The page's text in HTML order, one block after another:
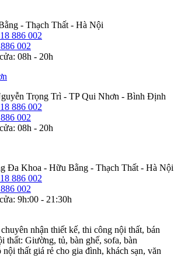
- Thạch Thất - Hà Nội
886 002
002
: 08h - 20h
Trọng Trì - TP Qui Nhơn - Bình Định
886 002
002
: 08h - 20h
Đa Khoa - Hữu Bằng - Thạch Thất - Hà Nội
886 002
002
: 9h:00 - 21:30h
nhận thiết kế, thi công nội thất, bán
thất: Giường, tủ, bàn ghế, sofa, bàn
thất giá rẻ cho gia đình, khách sạn, văn